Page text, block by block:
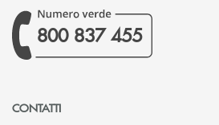
800 837 455
CONTATTI